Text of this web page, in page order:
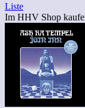
Liste
Im HHV Shop